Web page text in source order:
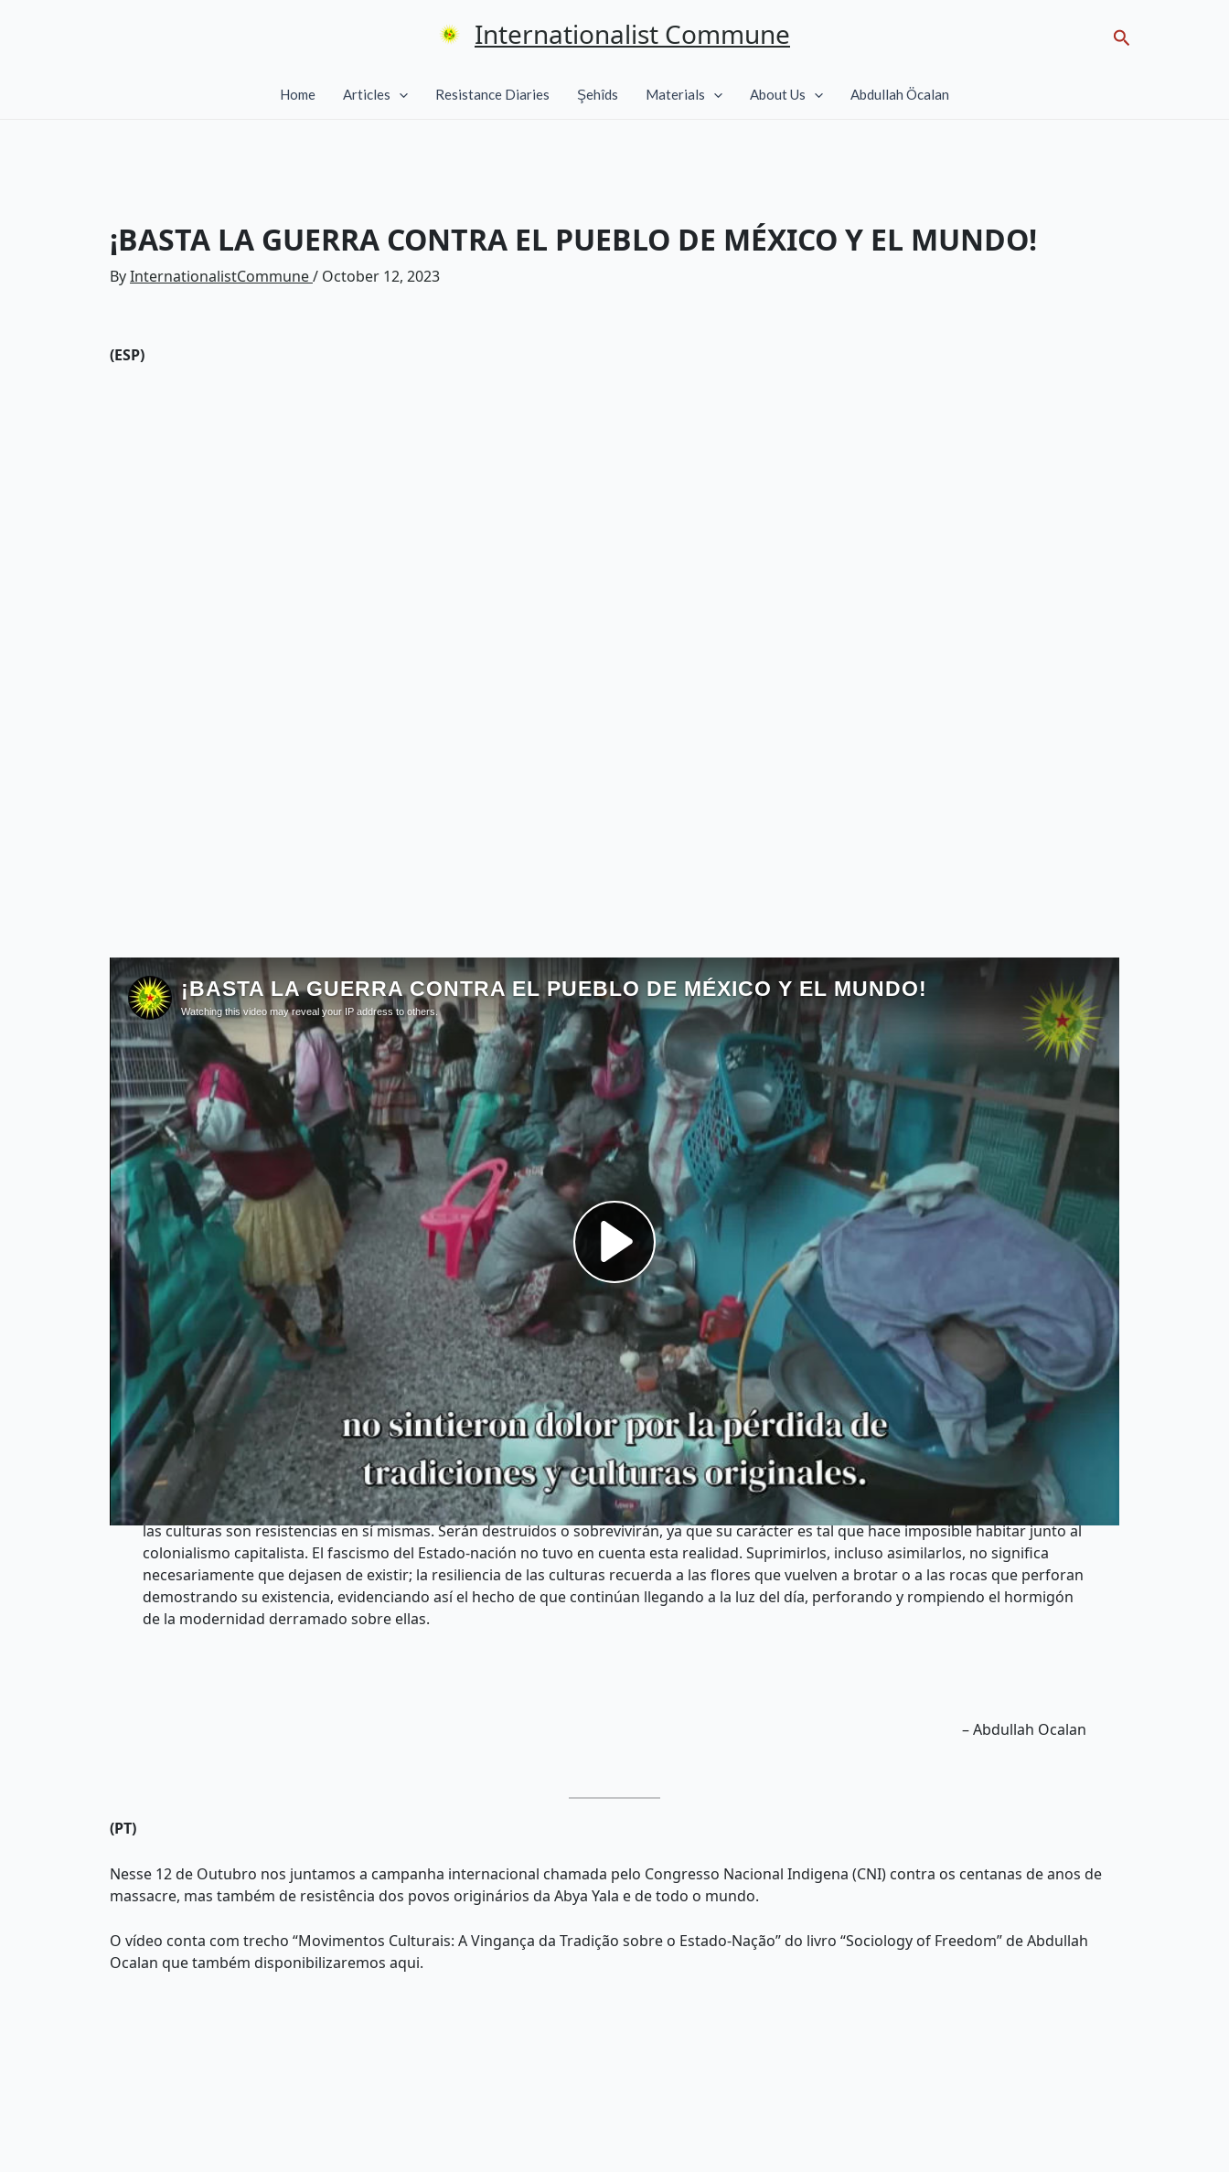
Internationalist Commune Search
Home Articles Resistance Diaries Şehîds Materials About Us Abdullah Öcalan
¡BASTA LA GUERRA CONTRA EL PUEBLO DE MÉXICO Y EL MUNDO!
ByInternationalistCommune/ October 12, 2023
(ESP)
El 12 de octubre nos sumamos a la campaña internacional convocada por el Congreso Nacional Indígena (CNI) contra los cientos de años de
masacre, pero también de resistencia de los pueblos originarios de Abya Yala y de todo el mundo.
El vídeo incluye un extracto “Movimientos culturales: la venganza de la tradición contra el Estado-nación” del libro “Sociología de la libertad” de
Abdullah Ocalan, que también pondremos a disposición aquí.
“Movimientos culturales: la venganza de la tradición contra el Estado-nación
En todo el período de la civilización nunca han faltado movimientos culturales. La razón por la que se mencionan con frecuencia
durante el período postmoderno está relacionada con la disolución de las fronteras entre los Estados-nación. Por ello, sería apropiado
llamar a estos movimientos: “rebeliones de tradiciones culturales”. Durante el proceso en el que el Estado-nación -que es una nación
basada en una etnia, religión, denominación o característica del grupo dominante- intentó homogeneizar la sociedad, muchas
tradiciones y culturas fueron eliminadas mediante genocidio o asimilación. Todas las entidades históricas, culturas y tradiciones fueron
sacrificadas a un nacionalismo que no tenía significado para las sociedades originales, basado en “una lengua, una bandera, una
nación, una patria, un estado, un himno y una cultura”, sirviendo para ocultar la concentración de los monopolios comerciales,
industriales, financieros y de poder de la modernidad en los Estados-nación. Este proceso continuó durante doscientos años a toda
velocidad y fue quizás el período de guerra más largo y violento de la historia. Causó la destrucción masiva de culturas y tradiciones que
existían miles de años atrás. Los monopolios altamente organizados, impulsados ​​por la avidez de ganancias, no sintieron dolor por la
pérdida de tradiciones y culturas originales.
Cuando algunos movimientos antisistema rompieron la “prisión de hierro” de la modernidad, estas culturas y tradiciones, que estaban
al borde de la extinción y en su mayor parte confinadas a una existencia marginal, comenzaron a florecer y multiplicarse nuevamente,
como flores que renacen después de una lluvia en un árido desierto. Incluso las corrientes y etapas de los movimientos de liberación
nacional que resistieron al colonialismo también sufrieron el impacto de la modernidad capitalista. En cualquier caso, las tradiciones y
las culturas son resistencias en sí mismas. Serán destruidos o sobrevivirán, ya que su carácter es tal que hace imposible habitar junto al
colonialismo capitalista. El fascismo del Estado-nación no tuvo en cuenta esta realidad. Suprimirlos, incluso asimilarlos, no significa
necesariamente que dejasen de existir; la resiliencia de las culturas recuerda a las flores que vuelven a brotar o a las rocas que perforan
demostrando su existencia, evidenciando así el hecho de que continúan llegando a la luz del día, perforando y rompiendo el hormigón
de la modernidad derramado sobre ellas.
– Abdullah Ocalan
(PT)
Nesse 12 de Outubro nos juntamos a campanha internacional chamada pelo Congresso Nacional Indigena (CNI) contra os centanas de anos de
massacre, mas também de resistência dos povos originários da Abya Yala e de todo o mundo.
O vídeo conta com trecho “Movimentos Culturais: A Vingança da Tradição sobre o Estado-Nação” do livro “Sociology of Freedom” de Abdullah
Ocalan que também disponibilizaremos aqui.